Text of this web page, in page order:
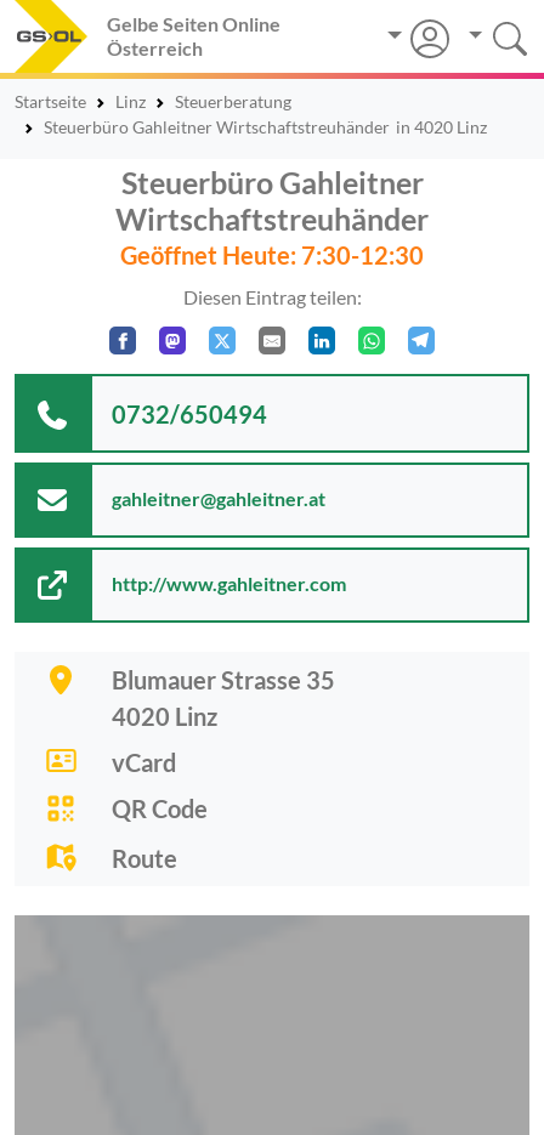
Gelbe Seiten Online
Österreich
Startseite Linz
Steuerberatung
Steuerbüro Gahleitner Wirtschaftstreuhänder in 4020 Linz
Steuerbüro Gahleitner
Wirtschaftstreuhänder
Geöffnet Heute: 7:30-12:30
Diesen Eintrag teilen:
Blumauer Strasse 35
4020 Linz
vCard
QR Code
Route
0732/650494
gahleitner@gahleitner.at
http://www.gahleitner.com